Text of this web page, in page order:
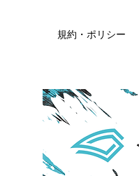
規約・ポリシー